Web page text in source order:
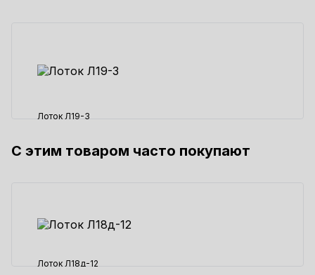
Лоток Л19-3
67165 ₽
С этим товаром часто покупают
Лоток Л18д-12